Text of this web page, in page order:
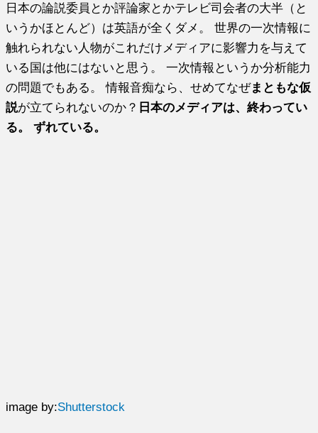
日本の論説委員とか評論家とかテレビ司会者の大半（と
いうかほとんど）は英語が全くダメ。 世界の一次情報に
触れられない人物がこれだけメディアに影響力を与えて
いる国は他にはないと思う。 一次情報というか分析能力
の問題でもある。 情報音痴なら、せめてなぜまともな仮
説が立てられないのか？ 日本のメディアは、終わってい
る。 ずれている。
image by:Shutterstock